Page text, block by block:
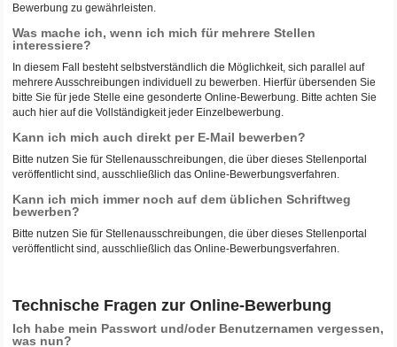
Bewerbung zu gewährleisten.
Was mache ich, wenn ich mich für mehrere Stellen
interessiere?
In diesem Fall besteht selbstverständlich die Möglichkeit, sich parallel auf
mehrere Ausschreibungen individuell zu bewerben. Hierfür übersenden Sie
bitte Sie für jede Stelle eine gesonderte Online-Bewerbung. Bitte achten Sie
auch hier auf die Vollständigkeit jeder Einzelbewerbung.
Kann ich mich auch direkt per E-Mail bewerben?
Bitte nutzen Sie für Stellenausschreibungen, die über dieses Stellenportal
veröffentlicht sind, ausschließlich das Online-Bewerbungsverfahren.
Kann ich mich immer noch auf dem üblichen Schriftweg
bewerben?
Bitte nutzen Sie für Stellenausschreibungen, die über dieses Stellenportal
veröffentlicht sind, ausschließlich das Online-Bewerbungsverfahren.
Technische Fragen zur Online-Bewerbung
Ich habe mein Passwort und/oder Benutzernamen vergessen,
was nun?